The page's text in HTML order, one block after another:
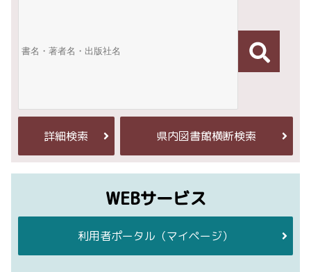
詳細検索 県内図書館横断検索
WEBサービス
利用者ポータル （マイページ）